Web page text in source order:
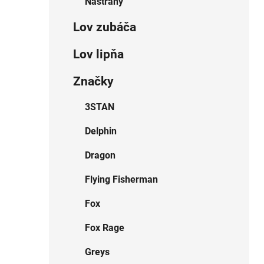
Lov zubáča
Lov lipňa
Značky
3STAN
Delphin
Dragon
Flying Fisherman
Fox
Fox Rage
Greys